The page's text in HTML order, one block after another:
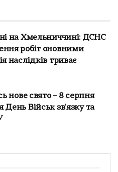
на Хмельниччині: ДСНС
робіт оновними
наслідків триває
нове свято – 8 серпня
День Військ зв'язку та